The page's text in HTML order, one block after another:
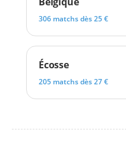
306 matchs dès 25 €
Écosse
205 matchs dès 27 €